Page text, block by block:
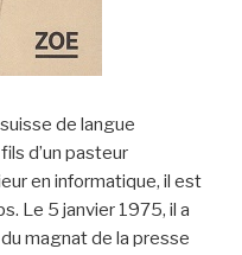
de langue
d’un pasteur
en informatique, il est
Le 5 janvier 1975, il a
magnat de la presse